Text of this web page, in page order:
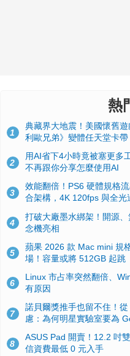
熱
1
典藏界大地震！美國懷舊
利歐兄弟》變體任天堂卡帶
2
用AI省下4小時竟被塞更多
不再跟你分享怎麼使用AI
3
效能翻倍！PS6 硬體規格
合架構，4K 120fps 與全光
4
打破大廠墨水綁架！開源
念機亮相
5
蘋果 2026 款 Mac mini 規
場！容量或將 512GB 起跳
6
Linux 市占率突然翻倍、
有原因
7
諾貝爾獎推手也留不住！
慮：為何明星實驗室要為
8
ASUS Pad 開賣！12.2 吋
信資費最低 0 元入手